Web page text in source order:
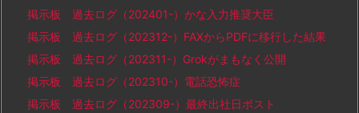
掲示板 過去ログ（202401-）かな入力推奨大臣
掲示板 過去ログ（202312-）FAXからPDFに移行した結果
掲示板 過去ログ（202311-）Grokがまもなく公開
掲示板 過去ログ（202310-）電話恐怖症
掲示板 過去ログ（202309-）最終出社日ポスト